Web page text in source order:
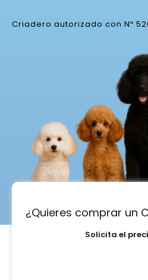
Criadero autorizado con Nº
¿Quieres comprar un
Solicita el